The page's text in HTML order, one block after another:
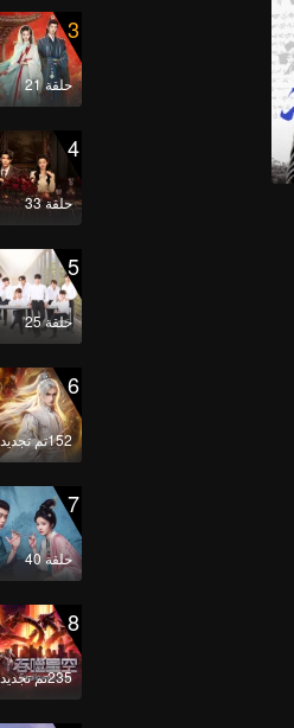
3
حلقة 21
4
حلقة 33
5
حلقة 25
6
152تم تجديد الحلقة
7
حلقة 40
8
235تم تجديد الحلقة